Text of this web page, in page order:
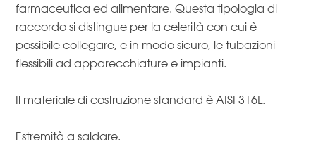
farmaceutica ed alimentare. Questa tipologia di
raccordo si distingue per la celerità con cui è
possibile collegare, e in modo sicuro, le tubazioni
flessibili ad apparecchiature e impianti.
Il materiale di costruzione standard è AISI 316L.
Estremità a saldare.